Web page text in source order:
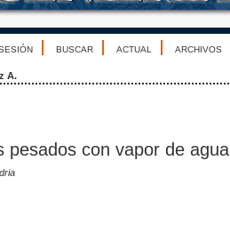
BUSCAR ACTUAL ARCHIVOS
A.
pesados con vapor de agua